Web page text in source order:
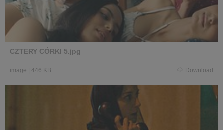
CZTERY CÓRKI 5.jpg
image 446 KB Download